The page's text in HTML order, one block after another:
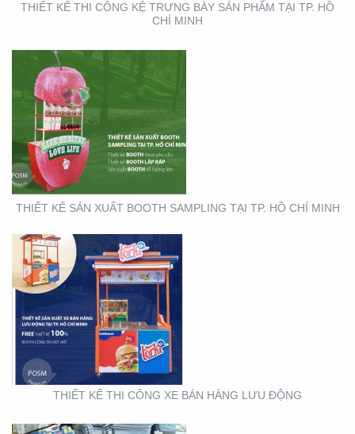
THIẾT KẾ THI CÔNG KỆ TRƯNG BÀY SẢN PHẨM TẠI TP. HỒ
CHÍ MINH
THIẾT KẾ SẢN XUẤT BOOTH SAMPLING TẠI TP. HỒ CHÍ MINH
THIẾT KẾ THI CÔNG XE
BÁN HÀNG LƯU ĐỘNG
THIẾT KẾ THI CÔNG XE BÁN HÀNG LƯU ĐỘNG
THIẾT KẾ SẢN XUẤT TỜ
RƠI TOYOTA